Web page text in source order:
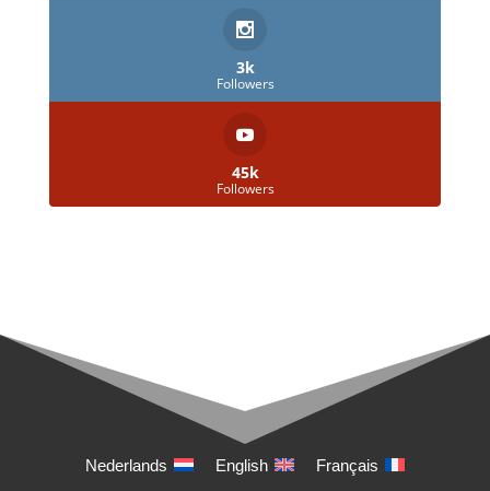
3k
Followers
45k
Followers
Français
English
Nederlands